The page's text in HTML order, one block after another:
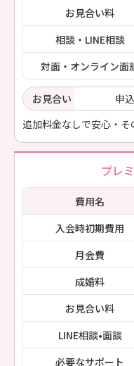
お見合い料
相談・LINE相談
対面・オンライン面
お見合い 申
追加料金なしで安心・
プレ
費用名
入会時初期費用
月会費
成婚料
お見合い料
LINE相談•面談
必要なサポート